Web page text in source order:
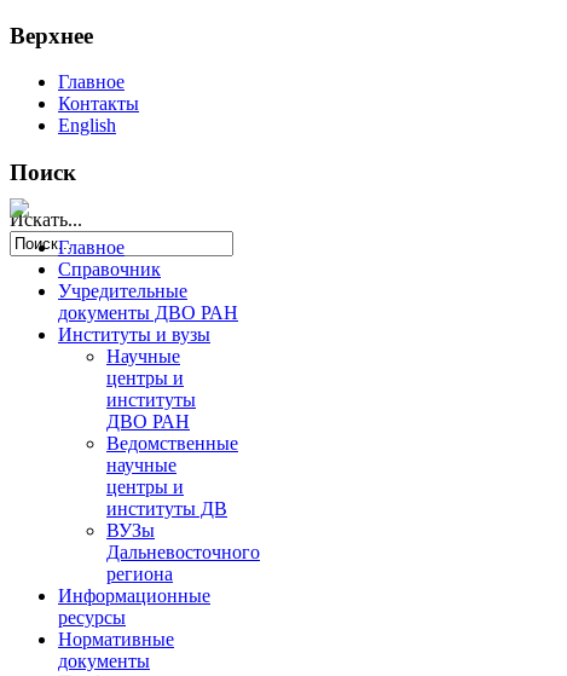
Верхнее
Главное
Контакты
English
Поиск
Искать...
Главное
Справочник
Учредительные
документы ДВО РАН
Институты и вузы
Научные
центры и
институты
ДВО РАН
Ведомственные
научные
центры и
институты ДВ
ВУЗы
Дальневосточного
региона
Информационные
ресурсы
Нормативные
документы